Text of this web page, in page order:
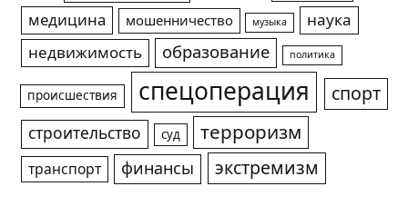
медицина
мошенничество музыка
наука
недвижимость
образование политика
происшествия спецоперация спорт
строительство суд терроризм
транспорт финансы экстремизм